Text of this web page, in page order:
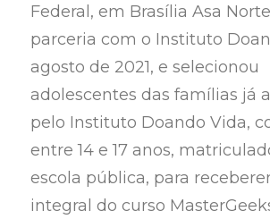
Federal, em Brasília Asa
parceria com o Instituto
agosto de 2021, e selecionou
adolescentes das famílias já
pelo Instituto Doando Vida,
entre 14 e 17 anos,
escola pública, para
integral do curso